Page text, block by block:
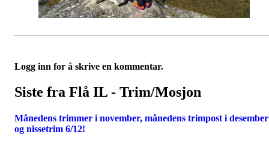
Logg inn for å skrive en kommentar.
Siste fra Flå IL - Trim/Mosjon
Månedens trimmer i november, månedens trimpost i desember
og nissetrim 6/12!